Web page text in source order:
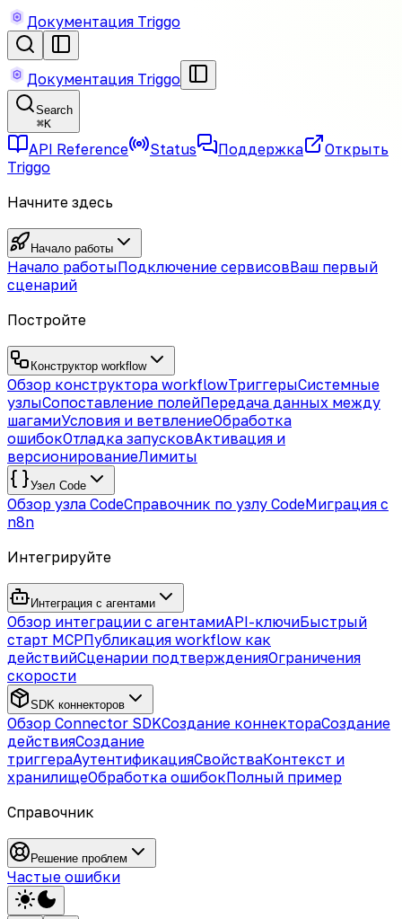
Документация Triggo
Документация Triggo
Search
⌘K
API Reference Status Поддержка
Открыть
Triggo
Начните здесь
Начало работы
Начало работыПодключение сервисовВаш первый
сценарий
Постройте
Конструктор workflow
Обзор конструктора workflowТриггерыСистемные
узлыСопоставление полейПередача данных между
шагамиУсловия и ветвлениеОбработка
ошибокОтладка запусковАктивация и
версионированиеЛимиты
Узел Code
Обзор узла CodeСправочник по узлу CodeМиграция с
n8n
Интегрируйте
Интеграция с агентами
Обзор интеграции с агентамиAPI-ключиБыстрый
старт MCPПубликация workflow как
действийСценарии подтвержденияОграничения
скорости
SDK коннекторов
Обзор Connector SDKСоздание коннектораСоздание
действияСоздание
триггераАутентификацияСвойстваКонтекст и
хранилищеОбработка ошибокПолный пример
Справочник
Решение проблем
Частые ошибки